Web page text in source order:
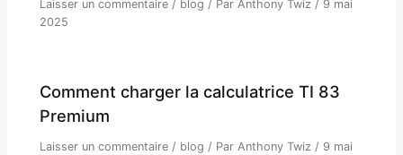
Laisser un commentaire / blog / Par Anthony Twiz / 9 mai
2025
Comment charger la calculatrice TI 83
Premium
Laisser un commentaire / blog / ParAnthony Twiz/ 9 mai